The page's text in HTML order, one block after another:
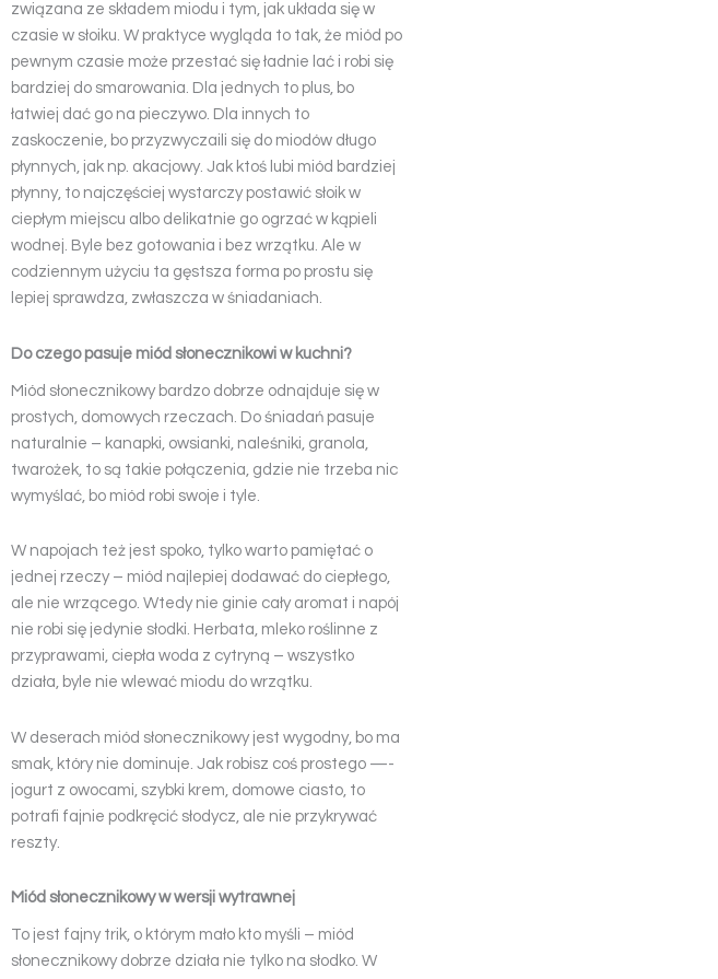
związana ze składem miodu i tym, jak układa się w
czasie w słoiku. W praktyce wygląda to tak, że miód po
pewnym czasie może przestać się ładnie lać i robi się
bardziej do smarowania. Dla jednych to plus, bo
łatwiej dać go na pieczywo. Dla innych to
zaskoczenie, bo przyzwyczaili się do miodów długo
płynnych, jak np. akacjowy. Jak ktoś lubi miód bardziej
płynny, to najczęściej wystarczy postawić słoik w
ciepłym miejscu albo delikatnie go ogrzać w kąpieli
wodnej. Byle bez gotowania i bez wrzątku. Ale w
codziennym użyciu ta gęstsza forma po prostu się
lepiej sprawdza, zwłaszcza w śniadaniach.
Do czego pasuje miód słonecznikowi w kuchni?
Miód słonecznikowy bardzo dobrze odnajduje się w
prostych, domowych rzeczach. Do śniadań pasuje
naturalnie – kanapki, owsianki, naleśniki, granola,
twarożek, to są takie połączenia, gdzie nie trzeba nic
wymyślać, bo miód robi swoje i tyle.
W napojach też jest spoko, tylko warto pamiętać o
jednej rzeczy – miód najlepiej dodawać do ciepłego,
ale nie wrzącego. Wtedy nie ginie cały aromat i napój
nie robi się jedynie słodki. Herbata, mleko roślinne z
przyprawami, ciepła woda z cytryną – wszystko
działa, byle nie wlewać miodu do wrzątku.
W deserach miód słonecznikowy jest wygodny, bo ma
smak, który nie dominuje. Jak robisz coś prostego —-
jogurt z owocami, szybki krem, domowe ciasto, to
potrafi fajnie podkręcić słodycz, ale nie przykrywać
reszty.
Miód słonecznikowy w wersji wytrawnej
To jest fajny trik, o którym mało kto myśli – miód
słonecznikowy dobrze działa nie tylko na słodko. W